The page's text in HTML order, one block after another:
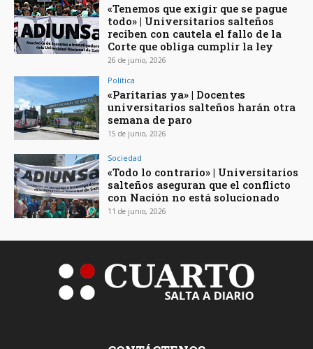
«Tenemos que exigir que se pague
todo» | Universitarios salteños
reciben con cautela el fallo de la
Corte que obliga cumplir la ley
26 de junio, 2026
Política
«Paritarias ya» | Docentes
universitarios salteños harán otra
semana de paro
15 de junio, 2026
Sociedad
«Todo lo contrario» | Universitarios
salteños aseguran que el conflicto
con Nación no está solucionado
11 de junio, 2026